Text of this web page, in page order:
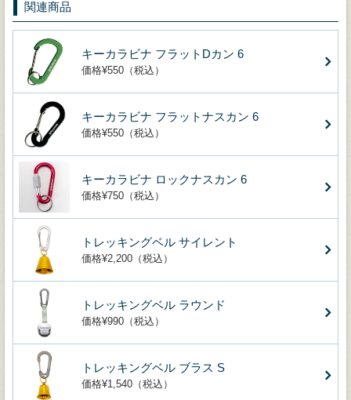
関連商品
キーカラビナ フラットDカン 6
価格¥550（税込）
キーカラビナ フラットナスカン 6
価格¥550（税込）
キーカラビナ ロックナスカン 6
価格¥750（税込）
トレッキングベル サイレント
価格¥2,200（税込）
トレッキングベル ラウンド
価格¥990（税込）
トレッキングベル ブラス S
価格¥1,540（税込）